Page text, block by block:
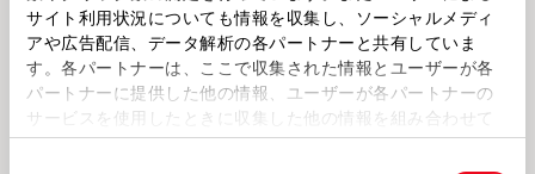
サイト利用状況についても情報を収集し、ソーシャルメディ
アや広告配信、データ解析の各パートナーと共有していま
す。各パートナーは、ここで収集された情報とユーザーが各
パートナーに提供した他の情報、ユーザーが各パートナーの
サービスを使用したときに収集した他の情報を組み合わせて
使用することがあります。当ウェブサイトの使用を続行する
2022128
～年末年始のご案内～